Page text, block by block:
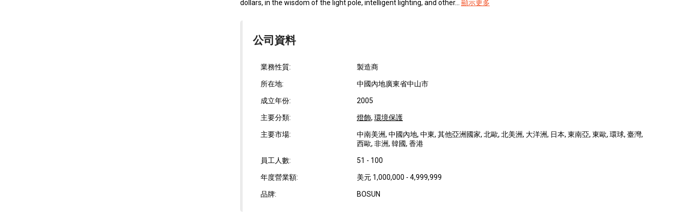
dollars, in the wisdom of the light pole, intelligent lighting, and other...
顯示更多
公司資料
業務性質: 製造商
所在地: 中國內地廣東省中山市
成立年份: 2005
主要分類: 燈飾, 環境保護
主要市場:
中南美洲, 中國內地, 中東, 其他亞洲國家, 北歐, 北美洲, 大洋洲, 日本, 東南亞, 東歐, 環球, 臺灣,
西歐, 非洲, 韓國, 香港
員工人數: 51 - 100
年度營業額: 美元 1,000,000 - 4,999,999
品牌: BOSUN